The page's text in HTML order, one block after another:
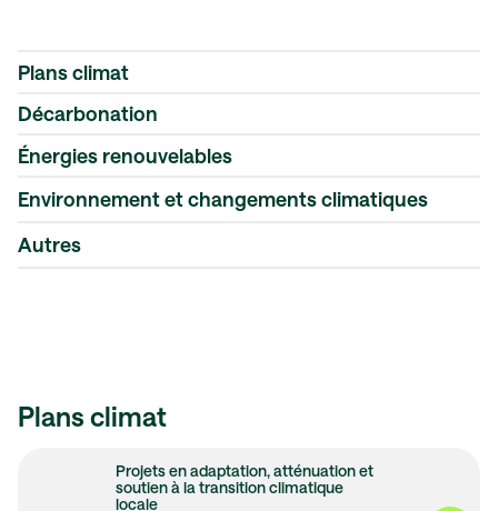
Éclairage urbain
Érosion côtière
Plans climat
Décarbonation
Énergies renouvelables
Environnement et changements climatiques
Autres
Plans climat
Projets en adaptation, atténuation et
soutien à la transition climatique
locale